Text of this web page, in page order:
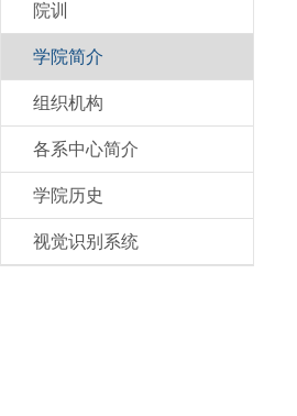
院训
学院简介
组织机构
各系中心简介
学院历史
视觉识别系统